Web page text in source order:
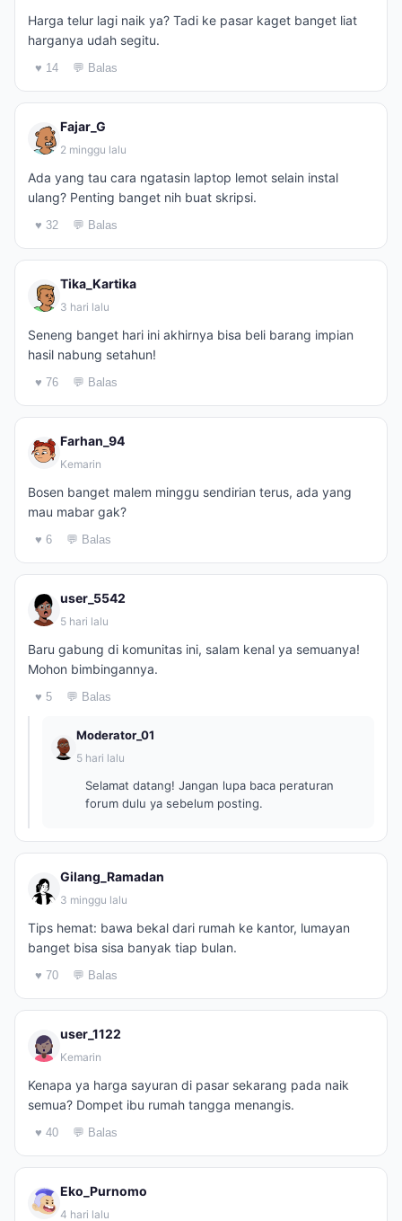
Harga telur lagi naik ya? Tadi ke pasar kaget banget liat
harganya udah segitu.
♥ 14 💬 Balas
Fajar_G
2 minggu lalu
Ada yang tau cara ngatasin laptop lemot selain instal
ulang? Penting banget nih buat skripsi.
♥ 32 💬 Balas
Tika_Kartika
3 hari lalu
Seneng banget hari ini akhirnya bisa beli barang impian
hasil nabung setahun!
♥ 76 💬 Balas
Farhan_94
Kemarin
Bosen banget malem minggu sendirian terus, ada yang
mau mabar gak?
♥ 6 💬 Balas
user_5542
5 hari lalu
Baru gabung di komunitas ini, salam kenal ya semuanya!
Mohon bimbingannya.
♥ 5 💬 Balas
Moderator_01
5 hari lalu
Selamat datang! Jangan lupa baca peraturan
forum dulu ya sebelum posting.
Gilang_Ramadan
3 minggu lalu
Tips hemat: bawa bekal dari rumah ke kantor, lumayan
banget bisa sisa banyak tiap bulan.
♥ 70 💬 Balas
user_1122
Kemarin
Kenapa ya harga sayuran di pasar sekarang pada naik
semua? Dompet ibu rumah tangga menangis.
♥ 40 💬 Balas
Eko_Purnomo
4 hari lalu